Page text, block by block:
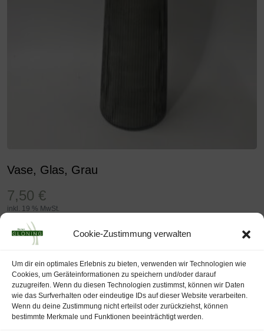
Cookie-Zustimmung verwalten
Um dir ein optimales Erlebnis zu bieten, verwenden wir Technologien wie
Cookies, um Geräteinformationen zu speichern und/oder darauf
zuzugreifen. Wenn du diesen Technologien zustimmst, können wir Daten
wie das Surfverhalten oder eindeutige IDs auf dieser Website verarbeiten.
Wenn du deine Zustimmung nicht erteilst oder zurückziehst, können
bestimmte Merkmale und Funktionen beeinträchtigt werden.
Vase, Glas, Grau
7,50 €
inkl. 19 % MwSt.
inkl. MwSt. - zzgl.
In Den Warenkorb
Wunschliste